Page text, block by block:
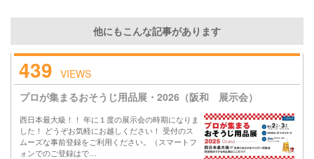
他にもこんな記事があります
439 VIEWS
プロが集まるおそうじ用品展・2026（阪和 展示会）
西日本最大級！！ 年に１度の展示会の時期になりま
した！ どうぞお気軽にお越しください！ 受付のス
ムーズな事前登録をご利用ください。（スマートフ
ォンでのご登録はで…